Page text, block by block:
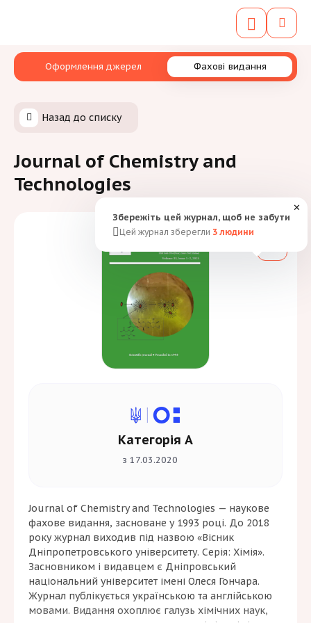
Оформлення джерел Фахові видання
Назад до списку
Journal of Chemistry and
Technologies
Journal of Chemistry and Technologies — наукове
фахове видання, засноване у 1993 році. До 2018
року журнал виходив під назвою «Вісник
Дніпропетровського університету. Серія: Хімія».
Засновником і видавцем є Дніпровський
національний університет імені Олеся Гончара.
Журнал публікується українською та англійською
мовами. Видання охоплює галузь хімічних наук,
Категорія А
з 17.03.2020
Збережіть цей журнал, щоб не забути
Цей журнал зберегли 3 людини
✕